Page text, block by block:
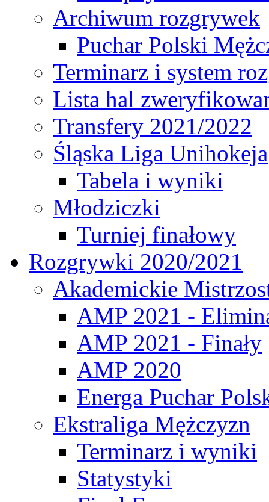
Archiwum rozgrywek
Puchar Polski
Terminarz i system
Lista hal
Transfery 2021/2022
Śląska Liga Unihokeja
Tabela i wyniki
Młodziczki
Turniej finałowy
Rozgrywki 2020/2021
Akademickie
AMP 2021 -
AMP 2021 - Finały
AMP 2020
Energa Puchar
Ekstraliga Mężczyzn
Terminarz i wyniki
Statystyki